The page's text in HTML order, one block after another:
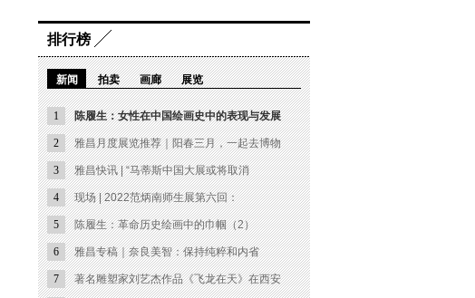
排行榜
新闻 拍卖 画廊 展览
1 陈履生：女性在中国绘画史中的表现与发展
2 雅昌月度展览推荐｜阳春三月，一起去博物
3 雅昌快讯 | “马蒂斯中国大展或将取消
4 现场 | 2022范炳南师生展第六回：
5 陈履生：革命历史绘画中的巾帼（2）
6 雅昌专稿｜奈良美智：保持纯粹和内省
7 著名雕塑家刘艺杰作品《飞龙在天》在西安